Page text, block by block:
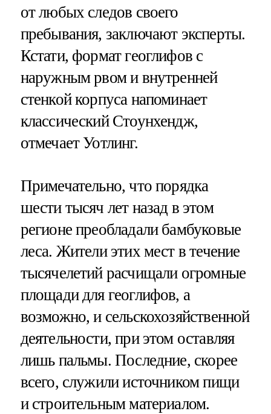
от любых следов своего
пребывания, заключают эксперты.
Кстати, формат геоглифов с
наружным рвом и внутренней
стенкой корпуса напоминает
классический Стоунхендж,
отмечает Уотлинг.
Примечательно, что порядка
шести тысяч лет назад в этом
регионе преобладали бамбуковые
леса. Жители этих мест в течение
тысячелетий расчищали огромные
площади для геоглифов, а
возможно, и сельскохозяйственной
деятельности, при этом оставляя
лишь пальмы. Последние, скорее
всего, служили источником пищи
и строительным материалом.